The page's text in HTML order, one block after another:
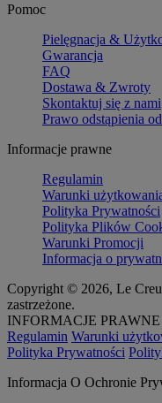
Pomoc
Pielęgnacja &
Gwarancja
FAQ
Dostawa & Zwroty
Skontaktuj się z nami
Prawo odstąpienia
Informacje prawne
Regulamin
Warunki
Polityka Prywatności
Polityka Plików
Warunki Promocji
Informacja o
Copyright © 2026, Le
zastrzeżone.
INFORMACJE PRAWNE
Regulamin Warunki
Polityka Prywatności
Informacja O Ochronie